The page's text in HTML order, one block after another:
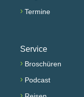
› Termine
Service
› Broschüren
› Podcast
›